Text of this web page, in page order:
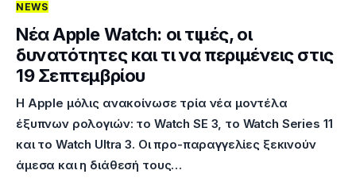
NEWS
Νέα Apple Watch: οι τιμές, οι
δυνατότητες και τι να περιμένεις στις
19 Σεπτεμβρίου
Η Apple μόλις ανακοίνωσε τρία νέα μοντέλα
έξυπνων ρολογιών: το Watch SE 3, το Watch Series 11
και το Watch Ultra 3. Οι προ-παραγγελίες ξεκινούν
άμεσα και η διάθεσή τους…